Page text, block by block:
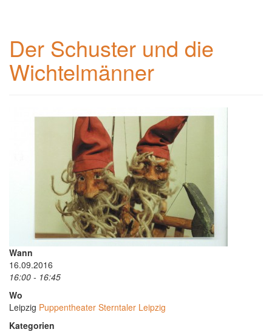
Der Schuster und die
Wichtelmänner
Wann
16.09.2016
16:00 - 16:45
Wo
Leipzig Puppentheater Sterntaler Leipzig
Kategorien